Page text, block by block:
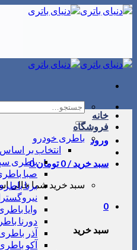
Skip
جستجو
برای:
ورود
سبد خرید /0 تومان0
سبد خرید شما خالی
0
سبد خرید
خانه
فروشگاه
باطری خودرو
انتخاب بر
باطری
صبا
برنا
وایا
دورنا
آذر
آکو